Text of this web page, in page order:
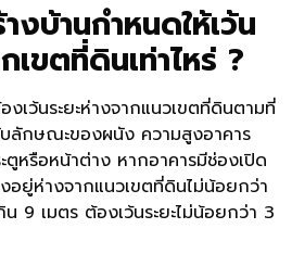
งบ้านกำหนดให้เว้น
เขตที่ดินเท่าไหร่ ?
เว้นระยะห่างจากแนวเขตที่ดินตามที่
กษณะของผนัง ความสูงอาคาร
ตูหรือหน้าต่าง หากอาคารมีช่องเปิด
อยู่ห่างจากแนวเขตที่ดินไม่น้อยกว่า
9 เมตร ต้องเว้นระยะไม่น้อยกว่า 3